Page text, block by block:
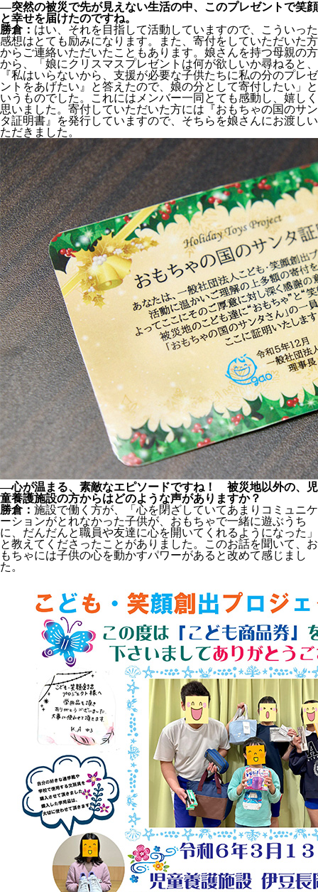
―突然の被災で先が見えない生活の中、このプレゼントで笑顔
と幸せを届けたのですね。
勝倉： はい、それを目指して活動していますので、こういった
感想はとても励みになります。また、寄付をしていただいた方
からご連絡いただいたこともあります。娘さんを持つ母親の方
から、「娘にクリスマスプレゼントは何が欲しいか尋ねると、
『私はいらないから、支援が必要な子供たちに私の分のプレゼ
ントをあげたい』と答えたので、娘の分として寄付したい」と
いうものでした。これにはメンバー一同とても感動し、嬉しく
思いました。寄付していただいた方には『おもちゃの国のサン
タ証明書』を発行していますので、そちらを娘さんにお渡しい
ただきました。
―心が温まる、素敵なエピソードですね！ 被災地以外の、児
童養護施設の方からはどのような声がありますか？
勝倉： 施設で働く方が、「心を閉ざしていてあまりコミュニケ
ーションがとれなかった子供が、おもちゃで一緒に遊ぶうち
に、だんだんと職員や友達に心を開いてくれるようになった」
と教えてくださったことがありました。このお話を聞いて、お
もちゃには子供の心を動かすパワーがあると改めて感じまし
た。